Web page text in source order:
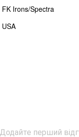
FK Irons/Spectra
USA
Додайте перший